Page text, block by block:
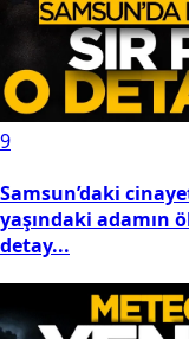
9
Samsun’daki
yaşındaki adamın
detay...